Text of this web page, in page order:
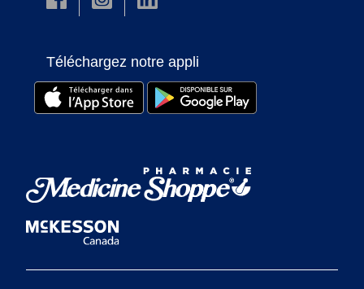
Téléchargez notre appli